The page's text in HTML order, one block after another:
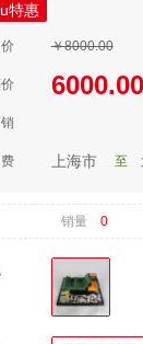
特惠
￥8000.00
6000.00
上海市 至
销量 0